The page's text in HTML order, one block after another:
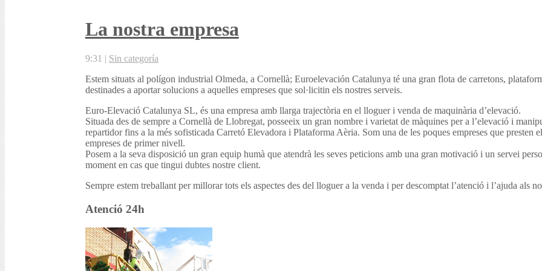
La nostra empresa
9:31 | Sin categoría
Estem situats al polígon industrial Olmeda, a Cornellà; Euroelevación Catalunya té una gran flota de carretons,
destinades a aportar solucions a aquelles empreses que sol·licitin els nostres serveis.
Euro-Elevació Catalunya SL, és una empresa amb llarga trajectòria en el lloguer i venda de maquinària d’elevació.
Situada des de sempre a Cornellà de Llobregat, posseeix un gran nombre i varietat de màquines per a l’elevació i
repartidor fins a la més sofisticada Carretó Elevadora i Plataforma Aèria. Som una de les poques empreses que presten
empreses de primer nivell.
Posem a la seva disposició un gran equip humà que atendrà les seves peticions amb una gran motivació i un servei
moment en cas que tingui dubtes nostre client.
Sempre estem treballant per millorar tots els aspectes des del lloguer a la venda i per descomptat l’atenció i l’ajuda als
Atenció 24h